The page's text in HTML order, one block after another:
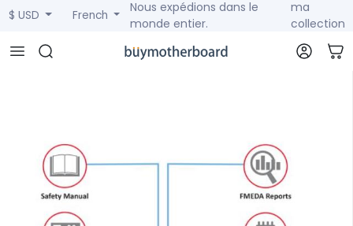
$ USD French
Nous expédions dans le
monde entier.
ma
collection